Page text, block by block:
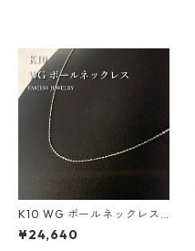
K10 WG ボールネックレス
45cm
¥24,640